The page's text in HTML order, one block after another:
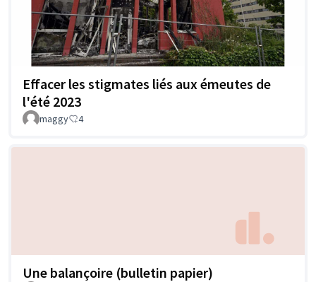
Effacer les stigmates liés aux émeutes de
l'été 2023
maggy 4
Une balançoire (bulletin papier)